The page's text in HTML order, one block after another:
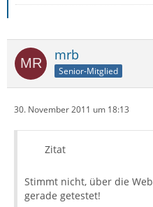
mrb
Senior-Mitglied
30. November 2011 um 18:13
Zitat
Stimmt nicht, über die
gerade getestet!